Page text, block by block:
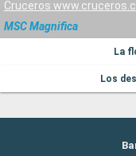
Cruceros www.cruceros.cl
MSC Magnifica
La
Los